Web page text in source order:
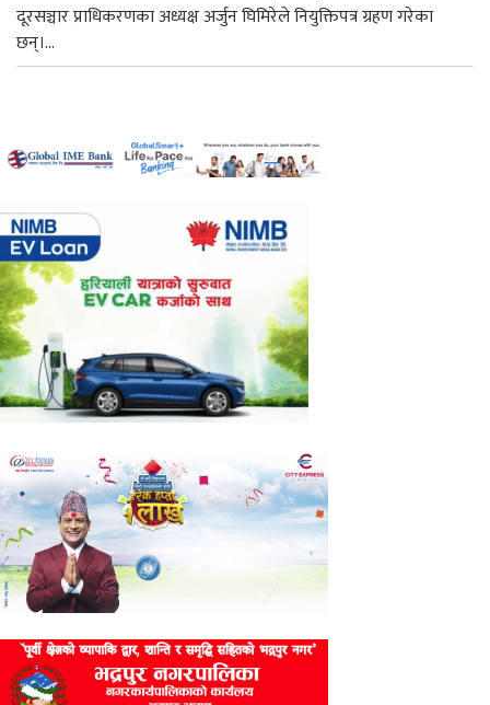
दूरसञ्चार प्राधिकरणका अध्यक्ष अर्जुन घिमिरेले नियुक्तिपत्र ग्रहण गरेका
छन्।...